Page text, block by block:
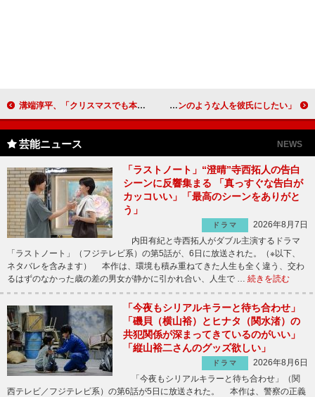
溝端淳平、「クリスマスでも本命の人はいない」 「クリスマスってことを忘れるくらい仕事がしたい」 ヨンアがタンタンの世界展でテープカット 河北麻友子「タンタンのような人を彼氏にしたい」
芸能ニュース NEWS
「ラストノート」“澄晴”寺西拓人の告白
シーンに反響集まる 「真っすぐな告白が
カッコいい」「最高のシーンをありがと
う」
ドラマ
2026年8月7日
内田有紀と寺西拓人がダブル主演するドラマ
「ラストノート」（フジテレビ系）の第5話が、6日に放送された。（※以下、
ネタバレを含みます） 本作は、環境も積み重ねてきた人生も全く違う、交わ
るはずのなかった歳の差の男女が静かに引かれ合い、人生で … 続きを読む
「今夜もシリアルキラーと待ち合わせ」
「磯貝（横山裕）とヒナタ（関水渚）の
共犯関係が深まってきているのがいい」
「縦山裕二さんのグッズ欲しい」
ドラマ
2026年8月6日
「今夜もシリアルキラーと待ち合わせ」（関
西テレビ／フジテレビ系）の第6話が5日に放送された。 本作は、警察の正義